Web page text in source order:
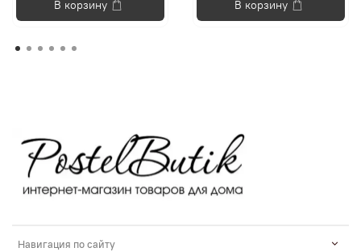
В корзину В корзину
Навигация по сайту